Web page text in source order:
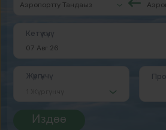
Кетүү күнү
Жүргүнчү
Издөө